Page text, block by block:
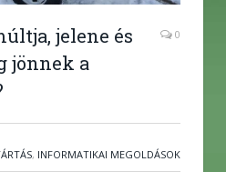
jelene és
jönnek a
0
, INFORMATIKAI MEGOLDÁSOK